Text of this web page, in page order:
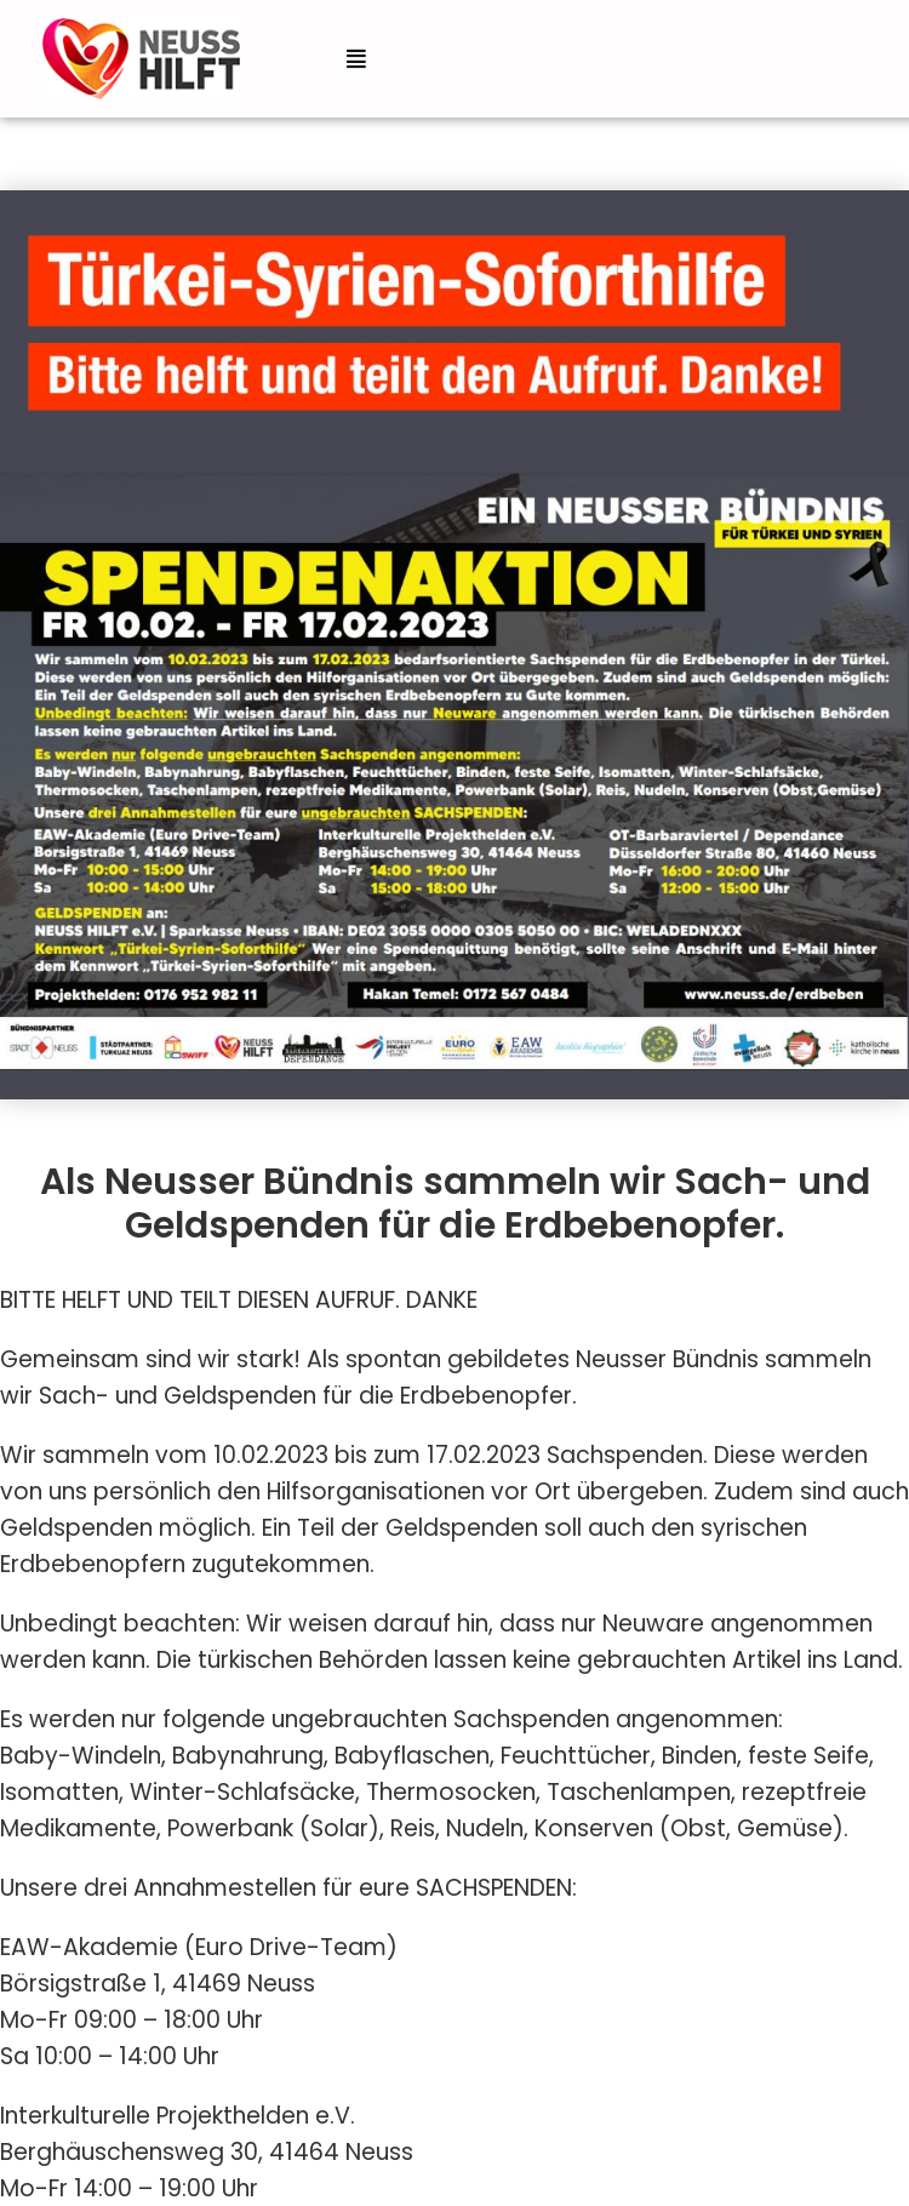
Als Neusser Bündnis sammeln wir Sach- und
Geldspenden für die Erdbebenopfer.
BITTE HELFT UND TEILT DIESEN AUFRUF. DANKE
Gemeinsam sind wir stark! Als spontan gebildetes Neusser Bündnis sammeln
wir Sach- und Geldspenden für die Erdbebenopfer.
Wir sammeln vom 10.02.2023 bis zum 17.02.2023 Sachspenden. Diese werden
von uns persönlich den Hilfsorganisationen vor Ort übergeben. Zudem sind auch
Geldspenden möglich. Ein Teil der Geldspenden soll auch den syrischen
Erdbebenopfern zugutekommen.
Unbedingt beachten: Wir weisen darauf hin, dass nur Neuware angenommen
werden kann. Die türkischen Behörden lassen keine gebrauchten Artikel ins Land.
Es werden nur folgende ungebrauchten Sachspenden angenommen:
Baby-Windeln, Babynahrung, Babyflaschen, Feuchttücher, Binden, feste Seife,
Isomatten, Winter-Schlafsäcke, Thermosocken, Taschenlampen, rezeptfreie
Medikamente, Powerbank (Solar), Reis, Nudeln, Konserven (Obst, Gemüse).
Unsere drei Annahmestellen für eure SACHSPENDEN:
EAW-Akademie (Euro Drive-Team)
Börsigstraße 1, 41469 Neuss
Mo-Fr 09:00 – 18:00 Uhr
Sa 10:00 – 14:00 Uhr
Interkulturelle Projekthelden e.V.
Berghäuschensweg 30, 41464 Neuss
Mo-Fr 14:00 – 19:00 Uhr